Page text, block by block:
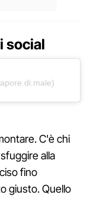
social
C'è chi
alla
fino
giusto. Quello